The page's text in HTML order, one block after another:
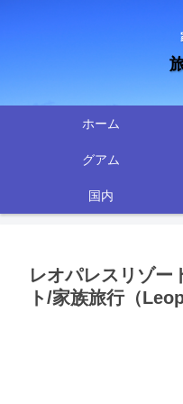
ホーム
グアム
国内
レオパレスリゾー
ト/家族旅行（